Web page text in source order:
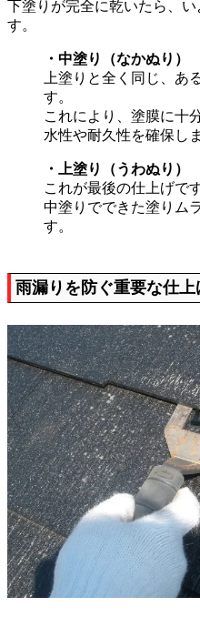
下塗りが完全に乾いたら、
す。
・中塗り（なかぬり）
上塗りと全く同じ、あ
す。
これにより、塗膜に十
水性や耐久性を確保し
・上塗り（うわぬり）
これが最後の仕上げです
中塗りでできた塗りム
す。
雨漏りを防ぐ重要な仕上